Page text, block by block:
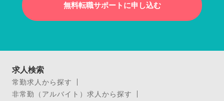
無料転職サポートに申し込む
求人検索
常勤求人から探す
非常勤（アルバイト）求人から探す